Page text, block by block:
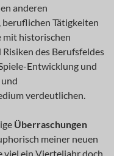
anderen
Tätigkeiten
mit historischen
des Berufsfeldes
Entwicklung und
verdeutlichen.
Überraschungen
meiner neuen
viel ein Vierteljahr doch